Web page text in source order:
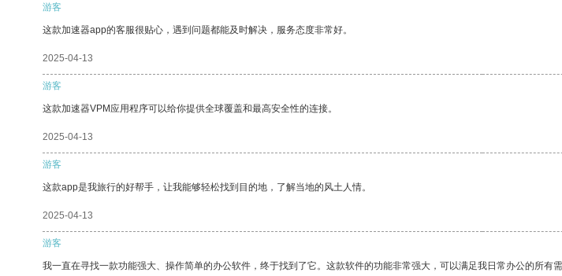
游客
这款加速器app的客服很贴心，遇到问题都能及时解决，服务态度非常好。
2025-04-13
游客
这款加速器VPM应用程序可以给你提供全球覆盖和最高安全性的连接。
2025-04-13
游客
这款app是我旅行的好帮手，让我能够轻松找到目的地，了解当地的风土人情。
2025-04-13
游客
我一直在寻找一款功能强大、操作简单的办公软件，终于找到了它。这款软件的功能非常强大，可以满足我日常办公的所有